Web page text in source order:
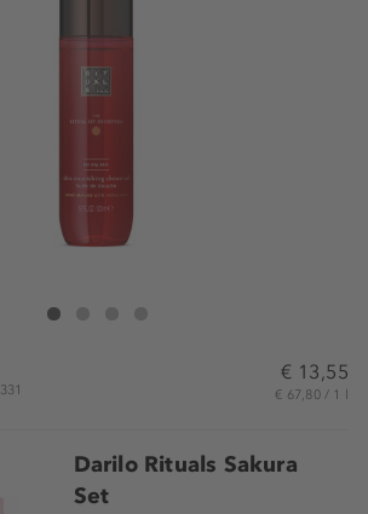
Rituals The Ritual of Ayurveda Shower Oil
€ 13,55
€ 67,80 / 1 l
Darilo Rituals Sakura
Set